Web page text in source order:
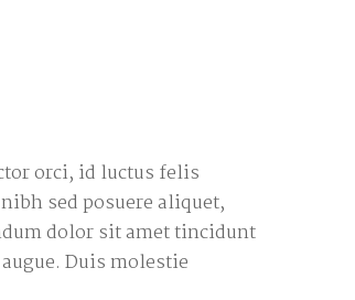
orci, id luctus felis
sed posuere aliquet,
dolor sit amet tincidunt
Duis molestie